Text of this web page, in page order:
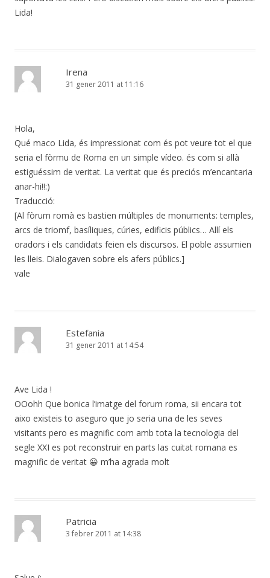
Lida!
Irena
31 gener 2011 at 11:16
Hola,
Qué maco Lida, és impressionat com és pot veure tot el que
seria el fòrmu de Roma en un simple vídeo. és com si allà
estiguéssim de veritat. La veritat que és preciós m’encantaria
anar-hi!!:)
Traducció:
[Al fòrum romà es bastien múltiples de monuments: temples,
arcs de triomf, basíliques, cúries, edificis públics… Allí els
oradors i els candidats feien els discursos. El poble assumien
les lleis. Dialogaven sobre els afers públics.]
vale
Estefania
31 gener 2011 at 14:54
Ave Lida !
OOohh Que bonica l’imatge del forum roma, sii encara tot
aixo existeis to aseguro que jo seria una de les seves
visitants pero es magnific com amb tota la tecnologia del
segle XXI es pot reconstruir en parts las cuitat romana es
magnific de veritat 😀 m’ha agrada molt
Patricia
3 febrer 2011 at 14:38